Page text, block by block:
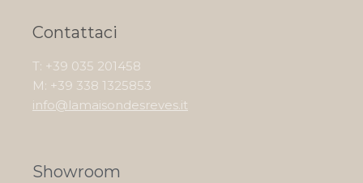
Contattaci
T: +39 035 201458
M: +39 338 1325853
info@lamaisondesreves.it
Showroom